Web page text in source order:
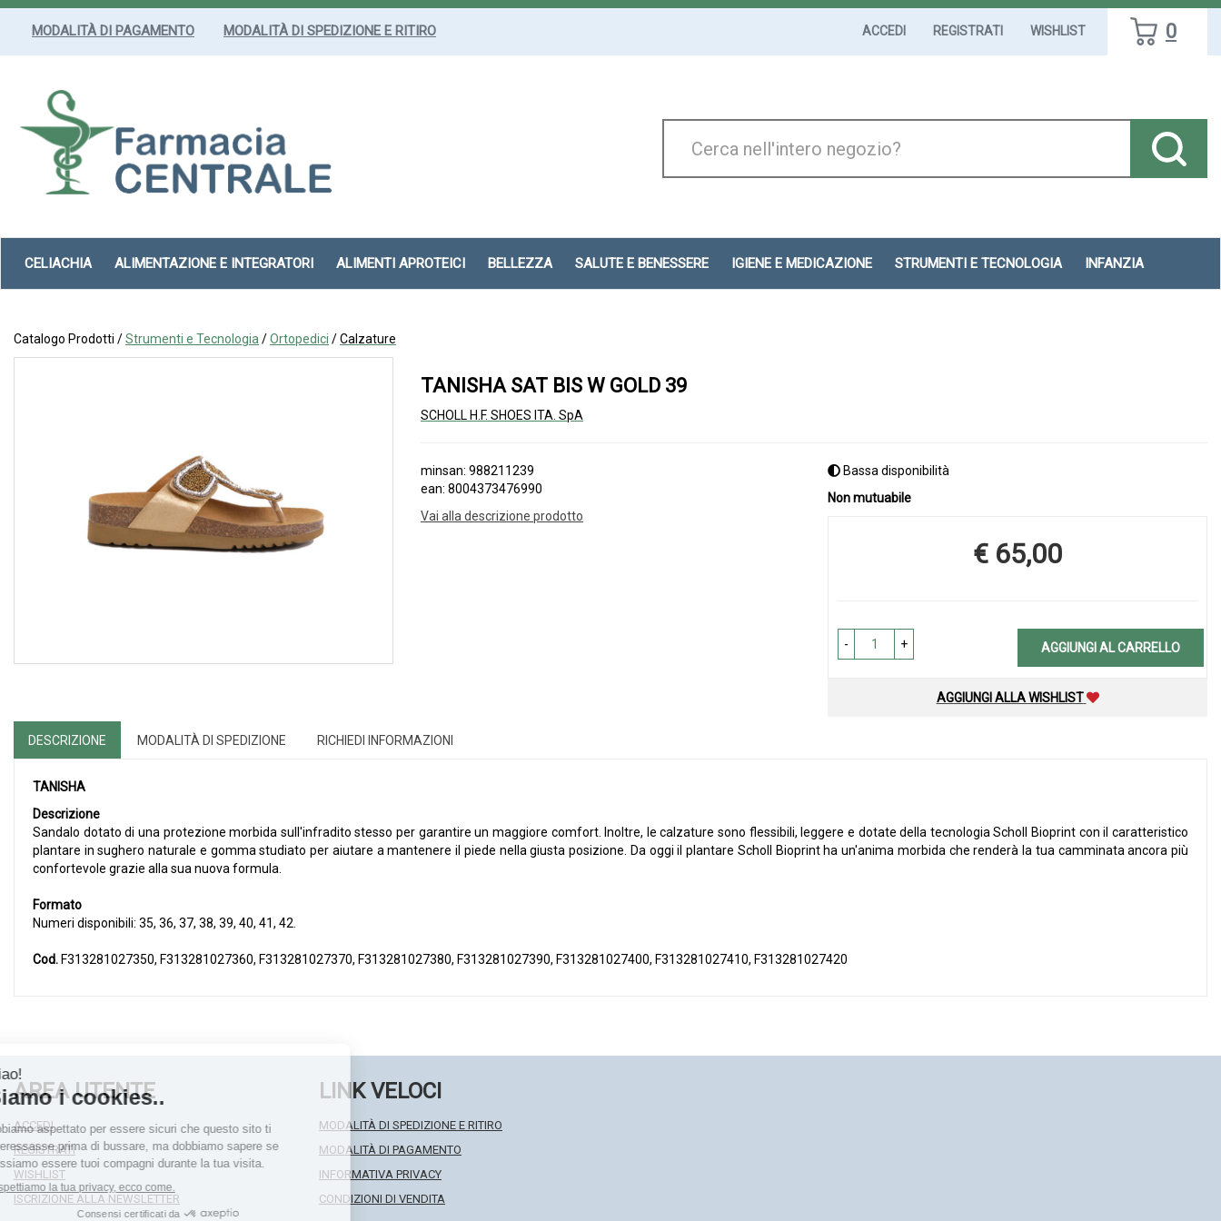
Passa
MODALITÀ DI PAGAMENTO MODALITÀ DI SPEDIZIONE E RITIRO ACCEDI REGISTRATI WISHLIST 0
Prodotto
CELIACHIA ALIMENTAZIONE E INTEGRATORI ALIMENTI APROTEICI BELLEZZA SALUTE E BENESSERE IGIENE E MEDICAZIONE STRUMENTI E TECNOLOGIA INFANZIA
Catalogo Prodotti /Strumenti e Tecnologia /Ortopedici /Calzature
TANISHA SAT BIS W GOLD 39
SCHOLL H.F. SHOES ITA. SpA
minsan: 988211239
ean: 8004373476990
Vai alla descrizione prodotto
Bassa disponibilità
Non mutuabile
Prezzo
€ 65,00
- + AGGIUNGI AL CARRELLO
AGGIUNGI ALLA WISHLIST
DESCRIZIONE MODALITÀ DI SPEDIZIONE RICHIEDI INFORMAZIONI
TANISHA
Descrizione
Sandalo dotato di una protezione morbida sull'infradito stesso per garantire un maggiore comfort. Inoltre, le calzature sono flessibili, leggere e dotate della tecnologia Scholl Bioprint con il caratteristico
plantare in sughero naturale e gomma studiato per aiutare a mantenere il piede nella giusta posizione. Da oggi il plantare Scholl Bioprint ha un'anima morbida che renderà la tua camminata ancora più
confortevole grazie alla sua nuova formula.
Formato
Numeri disponibili: 35, 36, 37, 38, 39, 40, 41, 42.
Cod. F313281027350, F313281027360, F313281027370, F313281027380, F313281027390, F313281027400, F313281027410, F313281027420
AREA UTENTE
ACCEDI
REGISTRATI
WISHLIST
ISCRIZIONE ALLA NEWSLETTER
LINK VELOCI
MODALITÀ DI SPEDIZIONE E RITIRO
MODALITÀ DI PAGAMENTO
INFORMATIVA PRIVACY
CONDIZIONI DI VENDITA